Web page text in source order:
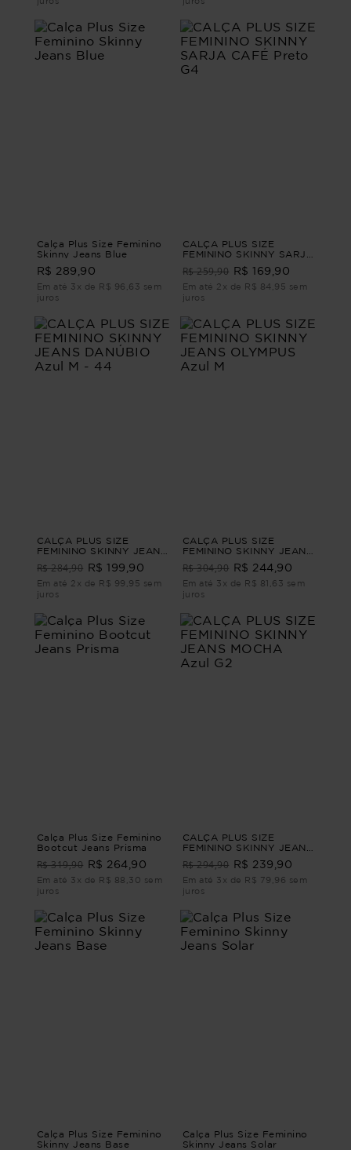
Calça Plus Size Feminino
Skinny Jeans Blue
R$ 289,90
Em até 3x de R$ 96,63 sem
juros
CALÇA PLUS SIZE
FEMININO SKINNY SARJA
CAFÉ Preto G4
R$ 259,90 R$ 169,90
Em até 2x de R$ 84,95 sem
juros
CALÇA PLUS SIZE
FEMININO SKINNY JEANS
DANÚBIO Azul M - 44
R$ 284,90 R$ 199,90
Em até 2x de R$ 99,95 sem
juros
CALÇA PLUS SIZE
FEMININO SKINNY JEANS
OLYMPUS Azul M
R$ 304,90 R$ 244,90
Em até 3x de R$ 81,63 sem
juros
Calça Plus Size Feminino
Bootcut Jeans Prisma
R$ 319,90 R$ 264,90
Em até 3x de R$ 88,30 sem
juros
CALÇA PLUS SIZE
FEMININO SKINNY JEANS
MOCHA Azul G2
R$ 294,90 R$ 239,90
Em até 3x de R$ 79,96 sem
juros
Calça Plus Size Feminino
Skinny Jeans Base
Calça Plus Size Feminino
Skinny Jeans Solar